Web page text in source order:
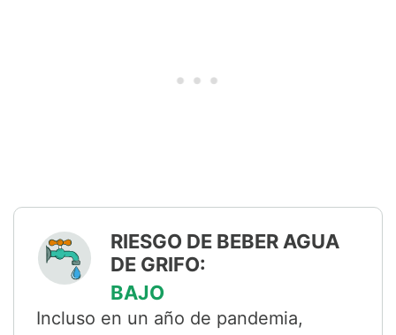
RIESGO DE BEBER AGUA
DE GRIFO:
BAJO
Incluso en un año de pandemia,